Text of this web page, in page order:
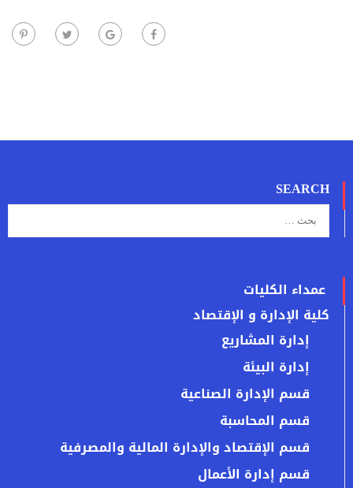
SEARCH
عمداء الكليات
كلية الإدارة و الإقتصاد
إدارة المشاريع
إدارة البيئة
قسم الإدارة الصناعية
قسم المحاسبة
قسم الإقتصاد والإدارة المالية والمصرفية
قسم إدارة الأعمال